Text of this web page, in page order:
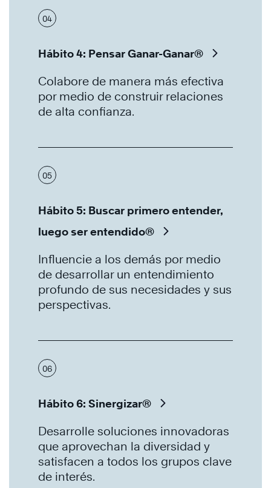
04
Hábito 4: Pensar Ganar-Ganar®
Colabore de manera más efectiva
por medio de construir relaciones
de alta confianza.
05
Hábito 5: Buscar primero entender,
luego ser entendido®
Influencie a los demás por medio
de desarrollar un entendimiento
profundo de sus necesidades y sus
perspectivas.
06
Hábito 6: Sinergizar®
Desarrolle soluciones innovadoras
que aprovechan la diversidad y
satisfacen a todos los grupos clave
de interés.